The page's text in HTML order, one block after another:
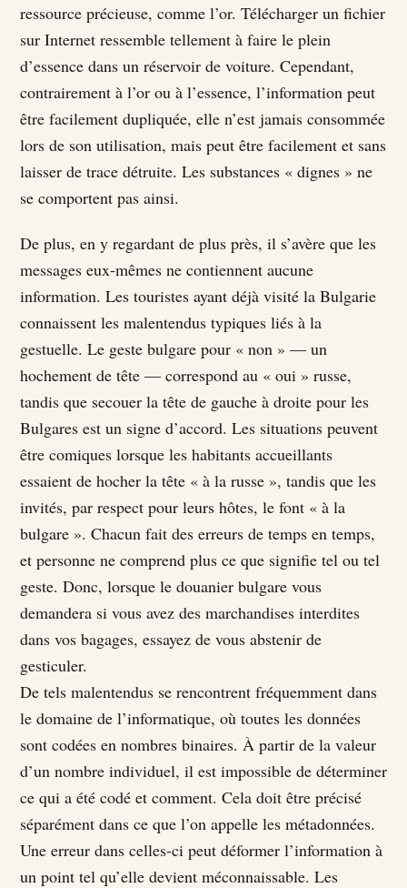
ressource précieuse, comme l’or. Télécharger un fichier
sur Internet ressemble tellement à faire le plein
d’essence dans un réservoir de voiture. Cependant,
contrairement à l’or ou à l’essence, l’information peut
être facilement dupliquée, elle n’est jamais consommée
lors de son utilisation, mais peut être facilement et sans
laisser de trace détruite. Les substances « dignes » ne
se comportent pas ainsi.
De plus, en y regardant de plus près, il s’avère que les
messages eux-mêmes ne contiennent aucune
information. Les touristes ayant déjà visité la Bulgarie
connaissent les malentendus typiques liés à la
gestuelle. Le geste bulgare pour « non » — un
hochement de tête — correspond au « oui » russe,
tandis que secouer la tête de gauche à droite pour les
Bulgares est un signe d’accord. Les situations peuvent
être comiques lorsque les habitants accueillants
essaient de hocher la tête « à la russe », tandis que les
invités, par respect pour leurs hôtes, le font « à la
bulgare ». Chacun fait des erreurs de temps en temps,
et personne ne comprend plus ce que signifie tel ou tel
geste. Donc, lorsque le douanier bulgare vous
demandera si vous avez des marchandises interdites
dans vos bagages, essayez de vous abstenir de
gesticuler.
De tels malentendus se rencontrent fréquemment dans
le domaine de l’informatique, où toutes les données
sont codées en nombres binaires. À partir de la valeur
d’un nombre individuel, il est impossible de déterminer
ce qui a été codé et comment. Cela doit être précisé
séparément dans ce que l’on appelle les métadonnées.
Une erreur dans celles-ci peut déformer l’information à
un point tel qu’elle devient méconnaissable. Les